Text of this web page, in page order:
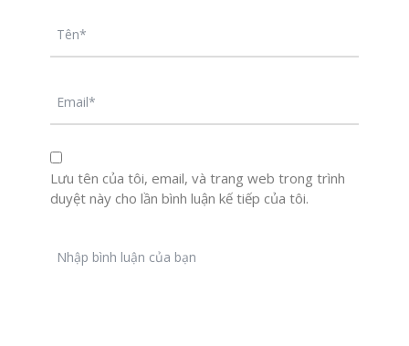
Lưu tên của tôi, email, và trang web trong trình
duyệt này cho lần bình luận kế tiếp của tôi.